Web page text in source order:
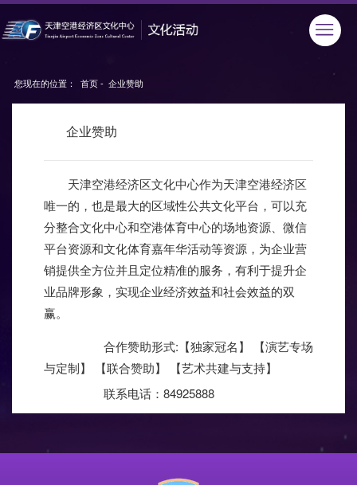
您现在的位置： 首页 - 企业赞助
企业赞助
天津空港经济区文化中心作为天津空港经济区
唯一的，也是最大的区域性公共文化平台，可以充
分整合文化中心和空港体育中心的场地资源、微信
平台资源和文化体育嘉年华活动等资源，为企业营
销提供全方位并且定位精准的服务，有利于提升企
业品牌形象，实现企业经济效益和社会效益的双
赢。
合作赞助形式:【独家冠名】 【演艺专场
与定制】 【联合赞助】 【艺术共建与支持】
联系电话：84925888